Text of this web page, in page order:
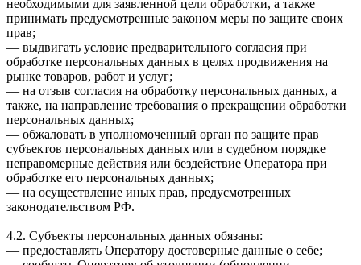
необходимыми для заявленной цели обработки, а также
принимать предусмотренные законом меры по защите своих
прав;
— выдвигать условие предварительного согласия при
обработке персональных данных в целях продвижения на
рынке товаров, работ и услуг;
— на отзыв согласия на обработку персональных данных, а
также, на направление требования о прекращении обработки
персональных данных;
— обжаловать в уполномоченный орган по защите прав
субъектов персональных данных или в судебном порядке
неправомерные действия или бездействие Оператора при
обработке его персональных данных;
— на осуществление иных прав, предусмотренных
законодательством РФ.
4.2. Субъекты персональных данных обязаны:
— предоставлять Оператору достоверные данные о себе;